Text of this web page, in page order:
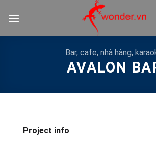
qua
Bar, cafe, nhà hàng,
AVALON
Project info